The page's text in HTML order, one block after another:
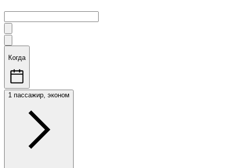
Когда
1 пассажир, эконом